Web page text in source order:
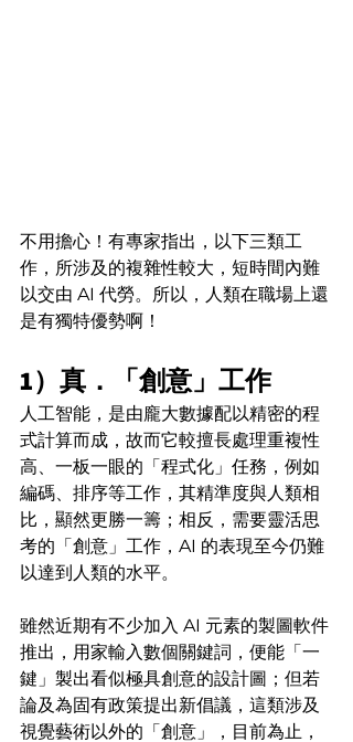
不用擔心！有專家指出，以下三類工
作，所涉及的複雜性較大，短時間內難
以交由 AI 代勞。所以，人類在職場上還
是有獨特優勢啊！
1）真．「創意」工作
人工智能，是由龐大數據配以精密的程
式計算而成，故而它較擅長處理重複性
高、一板一眼的「程式化」任務，例如
編碼、排序等工作，其精準度與人類相
比，顯然更勝一籌；相反，需要靈活思
考的「創意」工作，AI 的表現至今仍難
以達到人類的水平。
雖然近期有不少加入 AI 元素的製圖軟件
推出，用家輸入數個關鍵詞，便能「一
鍵」製出看似極具創意的設計圖；但若
論及為固有政策提出新倡議，這類涉及
視覺藝術以外的「創意」，目前為止，